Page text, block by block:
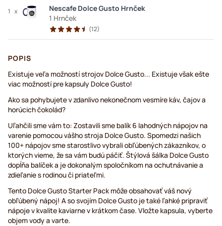
1 x
Nescafe Dolce Gusto Hrnček
1 Hrnček
(12)
POPIS
Existuje veľa možností strojov Dolce Gusto... Existuje však ešte
viac možností pre kapsuly Dolce Gusto!
Ako sa pohybujete v zdanlivo nekonečnom vesmíre káv, čajov a
horúcich čokolád?
Uľahčili sme vám to: Zostavili sme balík 6 lahodných nápojov na
varenie pomocou vášho stroja Dolce Gusto. Spomedzi našich
100+ nápojov sme starostlivo vybrali obľúbených zákazníkov, o
ktorých vieme, že sa vám budú páčiť. Štýlová šálka Dolce Gusto
dopĺňa balíček a je dokonalým spoločníkom na ochutnávanie a
zdieľanie s rodinou či priateľmi.
Tento Dolce Gusto Starter Pack môže obsahovať váš nový
obľúbený nápoj! A so svojím Dolce Gusto je také ľahké pripraviť
nápoje v kvalite kaviarne v krátkom čase. Vložte kapsula, vyberte
objem vody a varte.